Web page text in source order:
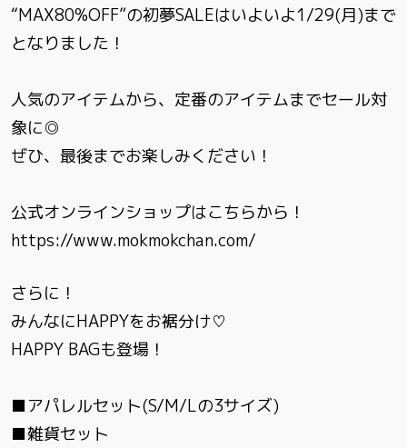
“MAX80%OFF”の初夢SALEはいよいよ1/29(月)まで
となりました！
人気のアイテムから、定番のアイテムまでセール対
象に◎
ぜひ、最後までお楽しみください！
公式オンラインショップはこちらから！
https://www.mokmokchan.com/
さらに！
みんなにHAPPYをお裾分け♡
HAPPY BAGも登場！
■アパレルセット(S/M/Lの3サイズ)
■雑貨セット